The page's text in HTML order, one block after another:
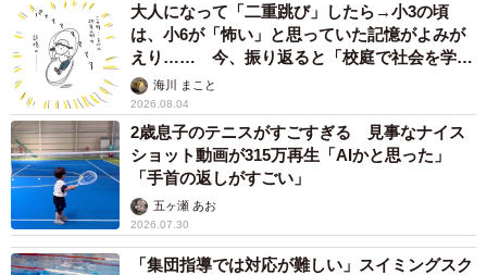
大人になって「二重跳び」したら→小3の頃
は、小6が「怖い」と思っていた記憶がよみが
えり…… 今、振り返ると「校庭で社会を学ん
でいった」【漫画】
海川 まこと
2026.08.04
2歳息子のテニスがすごすぎる 見事なナイス
ショット動画が315万再生「AIかと思った」
「手首の返しがすごい」
五ヶ瀬 あお
2026.07.30
「集団指導では対応が難しい」スイミングスク